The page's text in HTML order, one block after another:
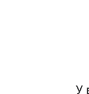
стороной губки
опрятно даже
У